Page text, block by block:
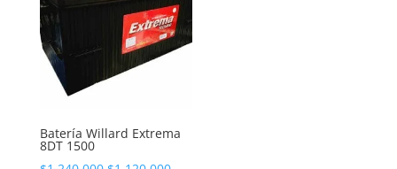
Batería Willard Extrema
8DT 1500